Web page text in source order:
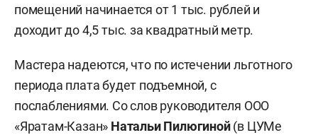
помещений начинается от 1 тыс. рублей и
доходит до 4,5 тыс. за квадратный метр.
Мастера надеются, что по истечении льготного
периода плата будет подъемной, с
послаблениями. Со словруководителя ООО
«Яратам-Казан» Натальи Пилюгиной(в ЦУМе